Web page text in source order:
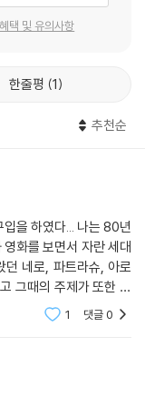
혜택 및 유의사항
한줄평 1
추천순
을 하였다... 나는 80년
화를 보면서 자란 세대
네로, 파트라슈, 아로
그때의 주제가 또한 지
버지와 함께 초라한 집
1 댓글0